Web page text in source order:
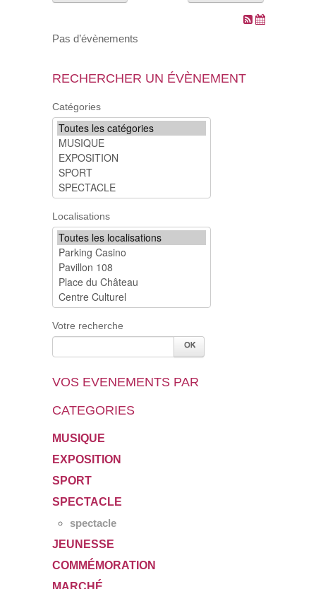
SOCIAL
SPORTS ET LOISIRS
CULTURE ET PATRIMOINE
DÉCISIONS & DÉLIBÉRATIONS
RENDEZ-VOUS EN LIGNE
Pas d’évènements
RECHERCHER UN ÉVÈNEMENT
Catégories
Localisations
Votre recherche
VOS EVENEMENTS PAR
CATEGORIES
MUSIQUE
EXPOSITION
SPORT
SPECTACLE
spectacle
JEUNESSE
COMMÉMORATION
MARCHÉ